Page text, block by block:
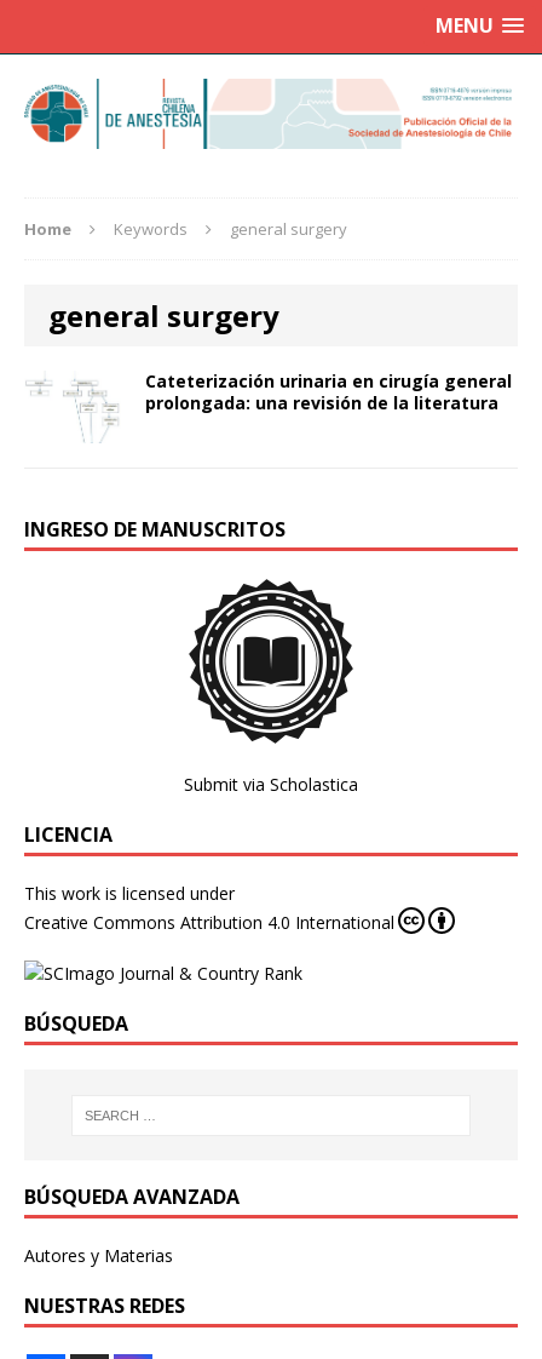
MENU
Home Keywords general surgery
general surgery
Cateterización urinaria en cirugía general
prolongada: una revisión de la literatura
INGRESO DE MANUSCRITOS
Submit via Scholastica
LICENCIA
This work is licensed under
Creative Commons Attribution 4.0 International
BÚSQUEDA
BÚSQUEDA AVANZADA
Autores y Materias
NUESTRAS REDES